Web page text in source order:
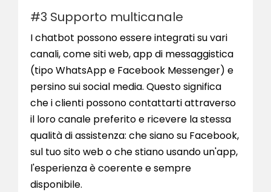
#3 Supporto multicanale
I chatbot possono essere integrati su vari
canali, come siti web, app di messaggistica
(tipo WhatsApp e Facebook Messenger) e
persino sui social media. Questo significa
che i clienti possono contattarti attraverso
il loro canale preferito e ricevere la stessa
qualità di assistenza: che siano su Facebook,
sul tuo sito web o che stiano usando un'app,
l'esperienza è coerente e sempre
disponibile.